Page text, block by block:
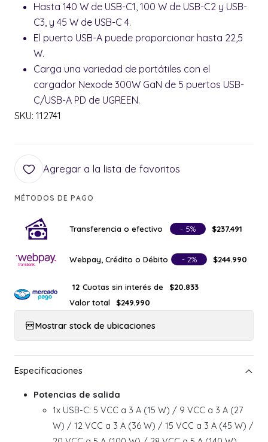
Hasta 140 W de USB-C1, 100 W de USB-C2 y USB-
C3, y 45 W de USB-C 4.
El puerto USB-A puede proporcionar hasta 22,5
W.
Carga una variedad de portátiles con el
cargador Nexode 300W GaN de 5 puertos USB-
C/USB-A PD de UGREEN.
SKU: 112741
Agregar a la lista de favoritos
MÉTODOS DE PAGO
Transferencia o efectivo - 5% $237.491
Webpay, Crédito o Débito - 2% $244.990
12 Cuotas sin interés de
$20.833
Valor total
$249.990
Mostrar stock de ubicaciones
Potencias de salida
1x USB-C: 5 VCC a 3 A (15 W) / 9 VCC a 3 A (27
W) / 12 VCC a 3 A (36 W) / 15 VCC a 3 A (45 W) /